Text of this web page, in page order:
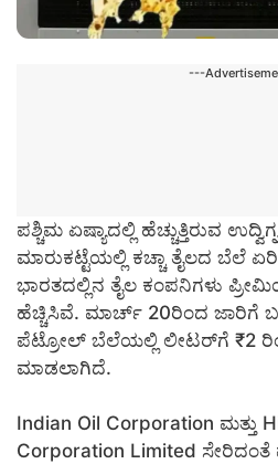
---
ಪಶ್ಚಿಮ ಏಷ್ಯಾದಲ್ಲಿ ಹೆಚ್ಚುತ್ತಿರುವ
ಮಾರುಕಟ್ಟೆಯಲ್ಲಿ ಕಚ್ಚಾ ತೈಲದ ಬೆಲೆ
ಭಾರತದಲ್ಲಿನ ತೈಲ ಕಂಪನಿಗಳು
ಹೆಚ್ಚಿಸಿವೆ. ಮಾರ್ಚ್ 20ರಿಂದ ಜಾರಿಗೆ
ಪೆಟ್ರೋಲ್ ಬೆಲೆಯಲ್ಲಿ ಲೀಟರ್‌ಗೆ ₹2
ಮಾಡಲಾಗಿದೆ.
Indian Oil Corporation ಮತ್ತು
Corporation Limited ಸೇರಿದಂತೆ